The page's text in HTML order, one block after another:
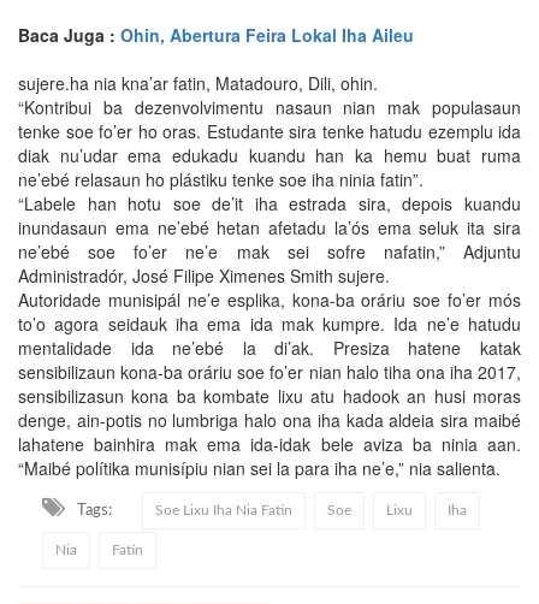
Baca Juga : Ohin, Abertura Feira Lokal Iha Aileu
sujere.ha nia kna’ar fatin, Matadouro, Dili, ohin.
“Kontribui ba dezenvolvimentu nasaun nian mak populasaun
tenke soe fo’er ho oras. Estudante sira tenke hatudu ezemplu ida
diak nu’udar ema edukadu kuandu han ka hemu buat ruma
ne’ebé relasaun ho plástiku tenke soe iha ninia fatin”.
“Labele han hotu soe de’it iha estrada sira, depois kuandu
inundasaun ema ne’ebé hetan afetadu la’ós ema seluk ita sira
ne’ebé soe fo’er ne’e mak sei sofre nafatin,” Adjuntu
Administradór, José Filipe Ximenes Smith sujere.
Autoridade munisipál ne’e esplika, kona-ba oráriu soe fo’er mós
to’o agora seidauk iha ema ida mak kumpre. Ida ne’e hatudu
mentalidade ida ne’ebé la di’ak. Presiza hatene katak
sensibilizaun kona-ba oráriu soe fo’er nian halo tiha ona iha 2017,
sensibilizasun kona ba kombate lixu atu hadook an husi moras
denge, ain-potis no lumbriga halo ona iha kada aldeia sira maibé
lahatene bainhira mak ema ida-idak bele aviza ba ninia aan.
“Maibé polítika munisípiu nian sei la para iha ne’e,” nia salienta.
Tags: Soe Lixu Iha Nia Fatin Soe Lixu Iha
Nia Fatin